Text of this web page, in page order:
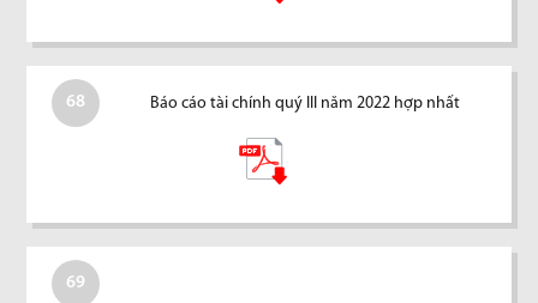
68 Báo cáo tài chính quý III năm 2022 hợp nhất
69